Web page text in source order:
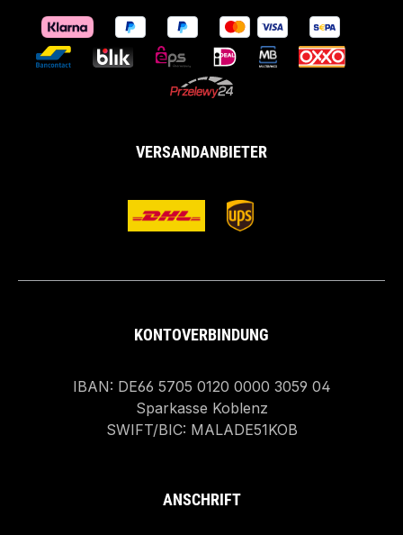
VERSANDANBIETER
KONTOVERBINDUNG
IBAN: DE66 5705 0120 0000 3059 04
Sparkasse Koblenz
SWIFT/BIC: MALADE51KOB
ANSCHRIFT